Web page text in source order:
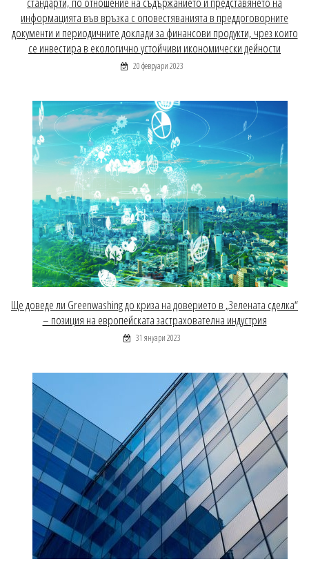
информацията във връзка с оповестяванията в преддоговорните
документи и периодичните доклади за финансови продукти, чрез които
се инвестира в екологично устойчиви икономически дейности
20 февруари 2023
Ще доведе ли Greenwashing до криза на доверието в „Зелената сделка“
– позиция на европейската застрахователна индустрия
31 януари 2023